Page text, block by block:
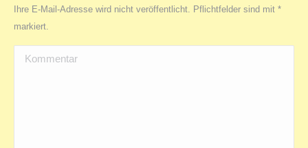
Ihre E-Mail-Adresse wird nicht veröffentlicht. Pflichtfelder sind mit *
markiert.
Kommentar